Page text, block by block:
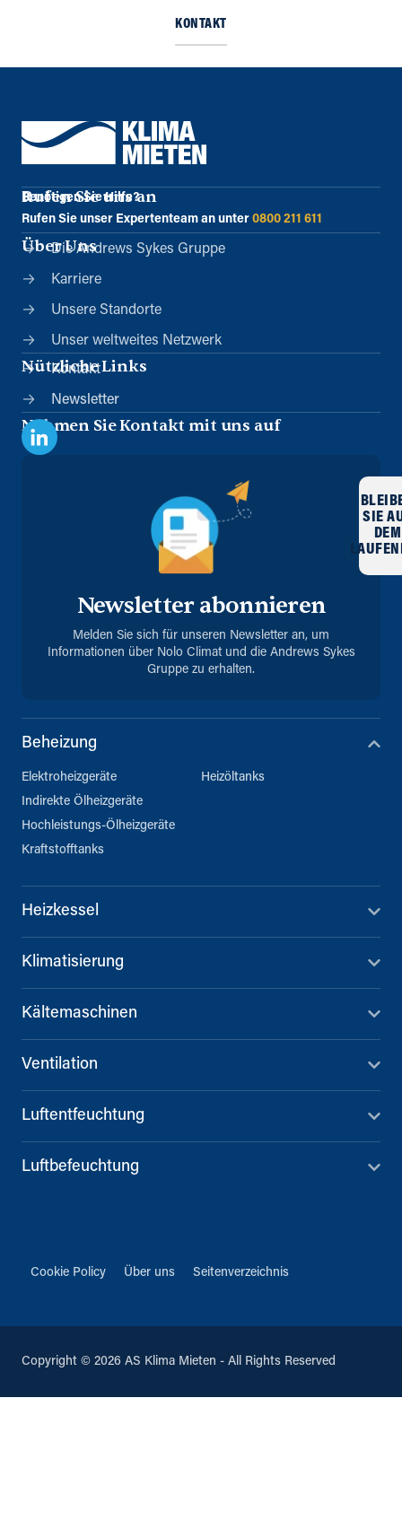
KONTAKT
Rufen Sie uns an
Benötigen Sie Hilfe?
Rufen Sie unser Expertenteam an unter 0800 211 611
Über Uns
Die Andrews Sykes Gruppe
Karriere
Unsere Standorte
Unser weltweites Netzwerk
Nützliche Links
Kontakt
Newsletter
Nehmen Sie Kontakt mit uns auf
Newsletter abonnieren
Melden Sie sich für unseren Newsletter an, um
Informationen über Nolo Climat und die Andrews Sykes
Gruppe zu erhalten.
SIE
DEM
Beheizung
Elektroheizgeräte
Indirekte Ölheizgeräte
Hochleistungs-Ölheizgeräte
Kraftstofftanks
Heizöltanks
Heizkessel
Klimatisierung
Kältemaschinen
Ventilation
Luftentfeuchtung
Luftbefeuchtung
Cookie Policy Über uns Seitenverzeichnis
Copyright © 2026 AS Klima Mieten - All Rights Reserved